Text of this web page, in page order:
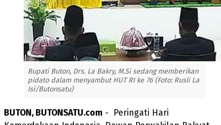
Bupati Buton, Drs. La Bakry, M.Si sedang memberikan
pidato dalam menyambut HUT RI ke 76 (Foto: Rusli La
Isi/Butonsatu)
BUTON, BUTONSATU.com - Peringati Hari